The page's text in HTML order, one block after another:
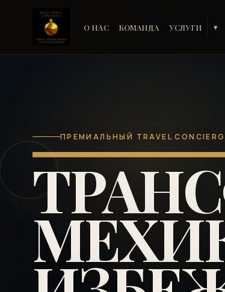
О НАС КОМАНДА УСЛУГИ ▾
ПРЕМИАЛЬНЫЙ TRAVEL